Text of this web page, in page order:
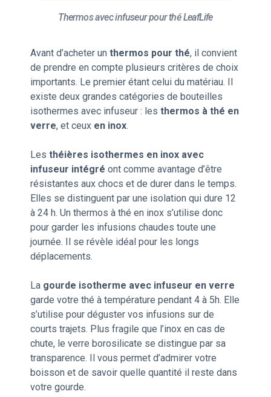
Thermos avec infuseur pour thé LeafLife
Avant d’acheter un thermos pour thé, il convient
de prendre en compte plusieurs critères de choix
importants. Le premier étant celui du matériau. Il
existe deux grandes catégories de bouteilles
isothermes avec infuseur : les thermos à thé en
verre, et ceux en inox.
Les théières isothermes en inox avec
infuseur intégré ont comme avantage d’être
résistantes aux chocs et de durer dans le temps.
Elles se distinguent par une isolation qui dure 12
à 24 h. Un thermos à thé en inox s’utilise donc
pour garder les infusions chaudes toute une
journée. Il se révèle idéal pour les longs
déplacements.
La gourde isotherme avec infuseur en verre
garde votre thé à température pendant 4 à 5h. Elle
s’utilise pour déguster vos infusions sur de
courts trajets. Plus fragile que l’inox en cas de
chute, le verre borosilicate se distingue par sa
transparence. Il vous permet d’admirer votre
boisson et de savoir quelle quantité il reste dans
votre gourde.